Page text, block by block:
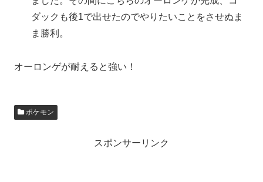
ダックも後1で出せたのでやりたいことをさせぬま
ま勝利。
オーロンゲが耐えると強い！
ポケモン
スポンサーリンク